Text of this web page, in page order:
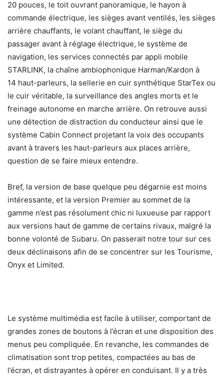
20 pouces, le toit ouvrant panoramique, le hayon à
commande électrique, les sièges avant ventilés, les sièges
arrière chauffants, le volant chauffant, le siège du
passager avant à réglage électrique, le système de
navigation, les services connectés par appli mobile
STARLINK, la chaîne ambiophonique Harman/Kardon à
14 haut-parleurs, la sellerie en cuir synthétique StarTex ou
le cuir véritable, la surveillance des angles morts et le
freinage autonome en marche arrière. On retrouve aussi
une détection de distraction du conducteur ainsi que le
système Cabin Connect projetant la voix des occupants
avant à travers les haut-parleurs aux places arrière,
question de se faire mieux entendre.
Bref, la version de base quelque peu dégarnie est moins
intéressante, et la version Premier au sommet de la
gamme n’est pas résolument chic ni luxueuse par rapport
aux versions haut de gamme de certains rivaux, malgré la
bonne volonté de Subaru. On passerait notre tour sur ces
deux déclinaisons afin de se concentrer sur les Tourisme,
Onyx et Limited.
Le système multimédia est facile à utiliser, comportant de
grandes zones de boutons à l’écran et une disposition des
menus peu compliquée. En revanche, les commandes de
climatisation sont trop petites, compactées au bas de
l’écran, et distrayantes à opérer en conduisant. Il y a très